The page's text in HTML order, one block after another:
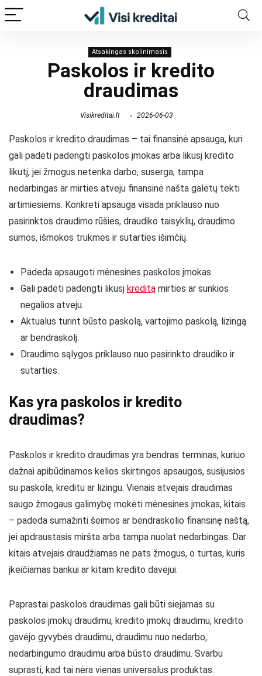
Atsakingas skolinimasis
Paskolos ir kredito
draudimas
Visikreditai.lt 2026-06-03
Paskolos ir kredito draudimas – tai finansinė apsauga, kuri
gali padėti padengti paskolos įmokas arba likusį kredito
likutį, jei žmogus netenka darbo, suserga, tampa
nedarbingas ar mirties atveju finansinė našta galėtų tekti
artimiesiems. Konkreti apsauga visada priklauso nuo
pasirinktos draudimo rūšies, draudiko taisyklių, draudimo
sumos, išmokos trukmės ir sutarties išimčių.
Padeda apsaugoti mėnesines paskolos įmokas.
Gali padėti padengti likusį kreditą mirties ar sunkios
negalios atveju.
Aktualus turint būsto paskolą, vartojimo paskolą, lizingą
ar bendraskolį.
Draudimo sąlygos priklauso nuo pasirinkto draudiko ir
sutarties.
Kas yra paskolos ir kredito
draudimas?
Paskolos ir kredito draudimas yra bendras terminas, kuriuo
dažnai apibūdinamos kelios skirtingos apsaugos, susijusios
su paskola, kreditu ar lizingu. Vienais atvejais draudimas
saugo žmogaus galimybę mokėti mėnesines įmokas, kitais
– padeda sumažinti šeimos ar bendraskolio finansinę naštą,
jei apdraustasis miršta arba tampa nuolat nedarbingas. Dar
kitais atvejais draudžiamas ne pats žmogus, o turtas, kuris
įkeičiamas bankui ar kitam kredito davėjui.
Paprastai paskolos draudimas gali būti siejamas su
paskolos įmokų draudimu, kredito įmokų draudimu, kredito
gavėjo gyvybės draudimu, draudimu nuo nedarbo,
nedarbingumo draudimu arba būsto draudimu. Svarbu
suprasti, kad tai nėra vienas universalus produktas.